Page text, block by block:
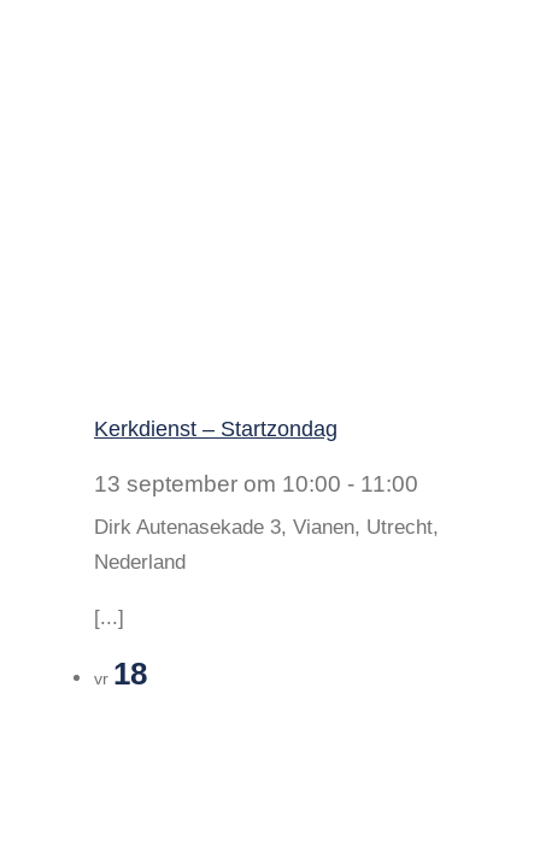
Kerkdienst – Startzondag
13 september om 10:00 - 11:00
Dirk Autenasekade 3, Vianen, Utrecht,
Nederland
[...]
vr 18